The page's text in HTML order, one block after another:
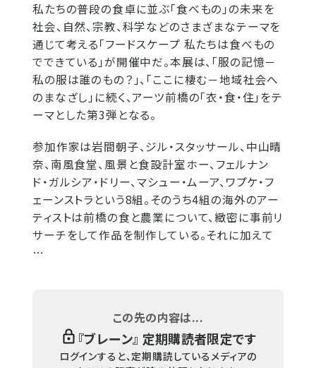
私たちの普段の食卓に並ぶ「食べもの」の未来を
社会、自然、宗教、科学などのさまざまなテーマを
通じて考える「フードスケープ 私たちは食べもの
でできている」が開催中だ。本展は、「服の記憶－
私の服は誰のもの？」、「ここに棲む－地域社会へ
のまなざし」に続く、アーツ前橋の「衣・食・住」をテ
ーマとした第3弾となる。
参加作家は岩間朝子、ジル・スタッサール、中山晴
奈、南風食堂、風景と食設計室ホー、フェルナン
ド・ガルシア・ドリー、マシュー・ムーア、ワプケ・フ
ェーンストラという8組。そのうち4組の海外のアー
ティストは前橋の食と農業について、緻密に事前リ
サーチをして作品を制作している。それに加えて
…
この先の内容は...
『ブレーン』 定期購読者限定です
ログインすると、定期購読しているメディアの